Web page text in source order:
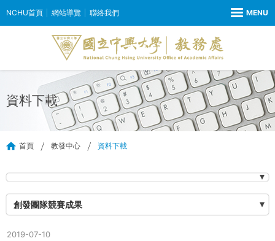
NCHU首頁 網站導覽 聯絡我們
資料下載
首頁 教發中心 資料下載
創發團隊競賽成果
2019-07-10